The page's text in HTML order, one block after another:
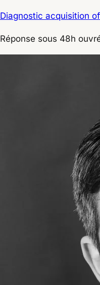
Diagnostic acquisition
Réponse sous 48h